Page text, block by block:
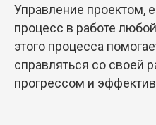
Управление проектом,
процесс в работе
этого процесса
справляться со своей
прогрессом и